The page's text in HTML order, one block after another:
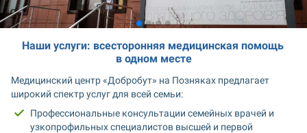
Наши услуги: всесторонняя медицинская помощь
в одном месте
Медицинский центр «Добробут» на Позняках предлагает
широкий спектр услуг для всей семьи:
Профессиональные консультации семейных врачей и
узкопрофильных специалистов высшей и первой